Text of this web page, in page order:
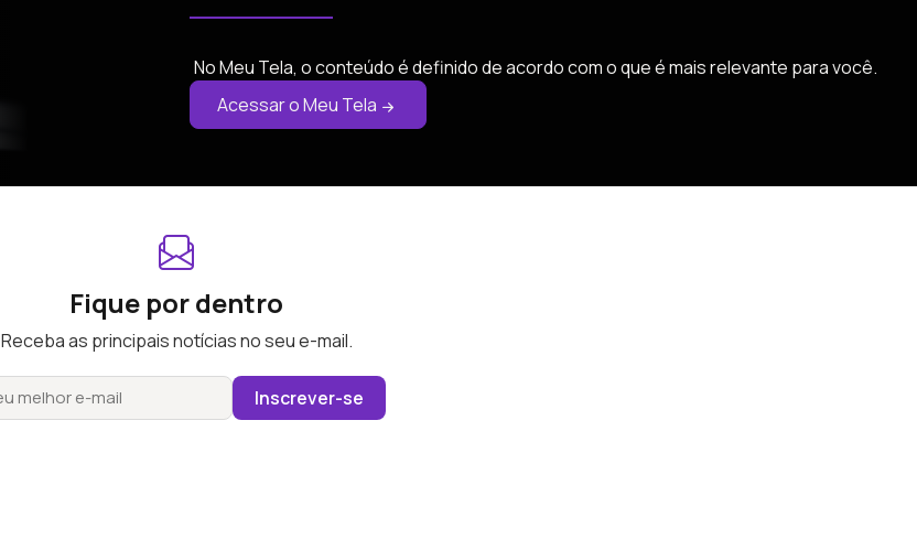
No Meu Tela, o conteúdo é definido de acordo com o que é mais relevante para você.
Acessar o Meu Tela
Fique por dentro
Receba as principais notícias no seu e-mail.
Inscrever-se